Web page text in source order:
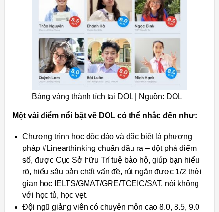
Bảng vàng thành tích tại DOL | Nguồn: DOL
Một vài điểm nổi bật về DOL có thể nhắc đến như:
Chương trình học độc đáo và đặc biệt là phương
pháp #Linearthinking chuẩn đầu ra – đột phá điểm
số, được Cục Sở hữu Trí tuệ bảo hộ, giúp bạn hiểu
rõ, hiểu sâu bản chất vấn đề, rút ngắn được 1/2 thời
gian học IELTS/GMAT/GRE/TOEIC/SAT, nói không
với học tủ, học vẹt.
Đội ngũ giảng viên có chuyên môn cao 8.0, 8.5, 9.0